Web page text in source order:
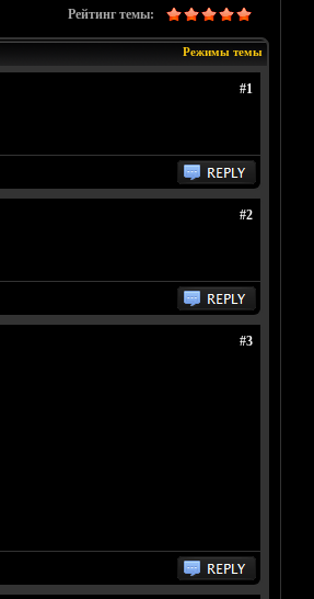
Рейтинг темы:
Режимы темы
#1
#2
#3